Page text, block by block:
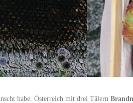
habe. Österreich mit drei Tälern